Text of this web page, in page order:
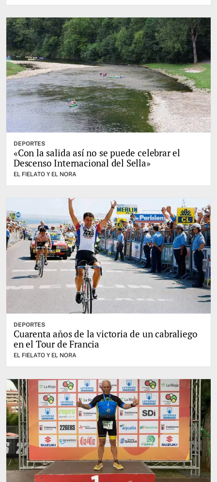
DEPORTES
«Con la salida así no se puede celebrar el
Descenso Internacional del Sella»
EL FIELATO Y EL NORA
DEPORTES
Cuarenta años de la victoria de un cabraliego
en el Tour de Francia
EL FIELATO Y EL NORA